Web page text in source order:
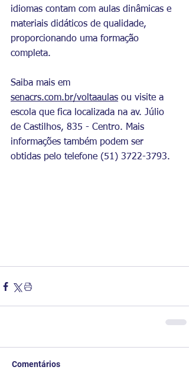
idiomas contam com aulas dinâmicas e
materiais didáticos de qualidade,
proporcionando uma formação
completa.
Saiba mais em
senacrs.com.br/voltaaulas ou visite a
escola que fica localizada na av. Júlio
de Castilhos, 835 - Centro. Mais
informações também podem ser
obtidas pelo telefone (51) 3722-3793.
Comentários